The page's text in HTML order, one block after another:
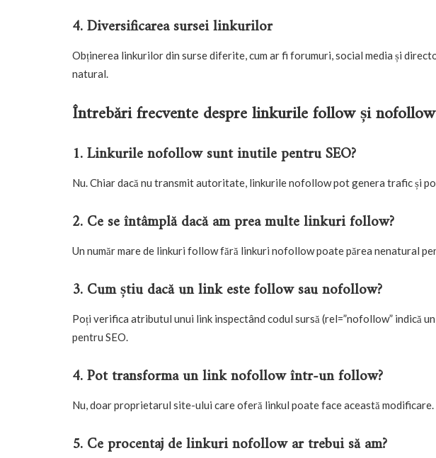
4. Diversificarea sursei linkurilor
Obținerea linkurilor din surse diferite, cum ar fi forumuri, social media și
natural.
Întrebări frecvente despre linkurile follow și nofollow
1. Linkurile nofollow sunt inutile pentru SEO?
Nu. Chiar dacă nu transmit autoritate, linkurile nofollow pot genera trafic și
2. Ce se întâmplă dacă am prea multe linkuri follow?
Un număr mare de linkuri follow fără linkuri nofollow poate părea nenatural
3. Cum știu dacă un link este follow sau nofollow?
Poți verifica atributul unui link inspectând codul sursă (rel=”nofollow” indică
pentru SEO.
4. Pot transforma un link nofollow într-un follow?
Nu, doar proprietarul site-ului care oferă linkul poate face această modificare.
5. Ce procentaj de linkuri nofollow ar trebui să am?